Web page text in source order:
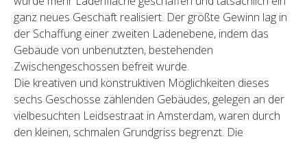
ganz neues Geschäft realisiert. Der größte Gewinn lag in
der Schaffung einer zweiten Ladenebene, indem das
Gebäude von unbenutzten, bestehenden
Zwischengeschossen befreit wurde.
Die kreativen und konstruktiven Möglichkeiten dieses
sechs Geschosse zählenden Gebäudes, gelegen an der
vielbesuchten Leidsestraat in Amsterdam, waren durch
den kleinen, schmalen Grundgriss begrenzt. Die